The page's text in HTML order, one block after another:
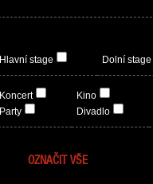
Hlavní stage Dolní stage
Koncert
Party
Kino
Divadlo
OZNAČIT VŠE